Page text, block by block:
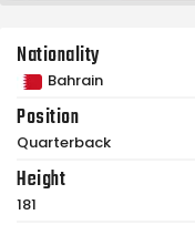
Nationality
Bahrain
Position
Quarterback
Height
181